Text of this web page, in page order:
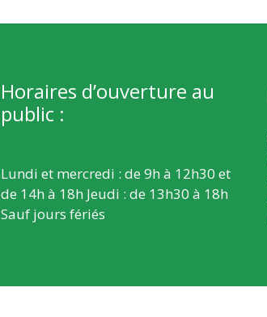
Horaires d’ouverture au
public :
Lundi et mercredi : de 9h à 12h30 et
de 14h à 18h Jeudi : de 13h30 à 18h
Sauf jours fériés